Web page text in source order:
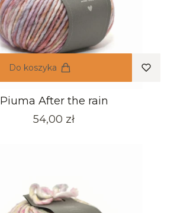
Do koszyka
Piuma After the rain
Cena
54,00 zł